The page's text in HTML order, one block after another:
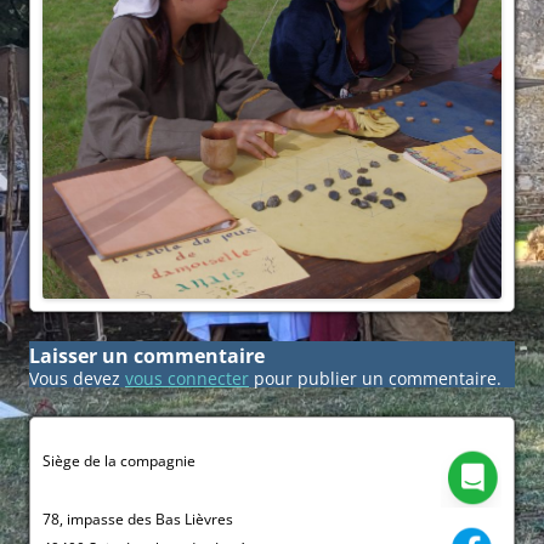
Laisser un commentaire
Vous devez vous connecter pour publier un commentaire.
Siège de la compagnie
78, impasse des Bas Lièvres